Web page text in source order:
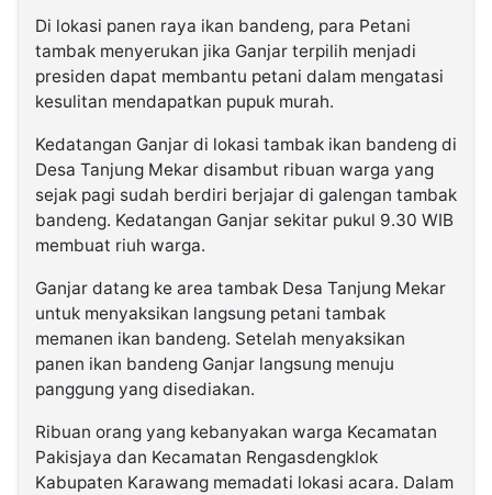
Di lokasi panen raya ikan bandeng, para Petani
tambak menyerukan jika Ganjar terpilih menjadi
presiden dapat membantu petani dalam mengatasi
kesulitan mendapatkan pupuk murah.
Kedatangan Ganjar di lokasi tambak ikan bandeng di
Desa Tanjung Mekar disambut ribuan warga yang
sejak pagi sudah berdiri berjajar di galengan tambak
bandeng. Kedatangan Ganjar sekitar pukul 9.30 WIB
membuat riuh warga.
Ganjar datang ke area tambak Desa Tanjung Mekar
untuk menyaksikan langsung petani tambak
memanen ikan bandeng. Setelah menyaksikan
panen ikan bandeng Ganjar langsung menuju
panggung yang disediakan.
Ribuan orang yang kebanyakan warga Kecamatan
Pakisjaya dan Kecamatan Rengasdengklok
Kabupaten Karawang memadati lokasi acara. Dalam